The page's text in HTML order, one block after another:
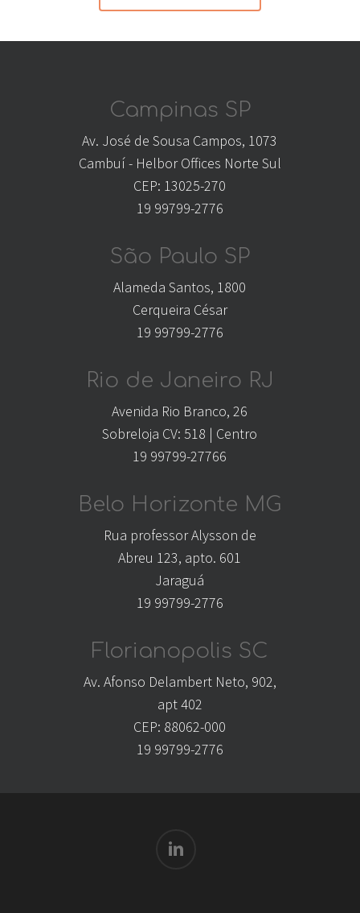
Campinas SP
Av. José de Sousa Campos, 1073
Cambuí - Helbor Offices Norte Sul
CEP: 13025-270
19 99799-2776
São Paulo SP
Alameda Santos, 1800
Cerqueira César
19 99799-2776
Rio de Janeiro RJ
Avenida Rio Branco, 26
Sobreloja CV: 518 | Centro
19 99799-27766
Belo Horizonte MG
Rua professor Alysson de
Abreu 123, apto. 601
Jaraguá
19 99799-2776
Florianopolis SC
Av. Afonso Delambert Neto, 902,
apt 402
CEP: 88062-000
19 99799-2776